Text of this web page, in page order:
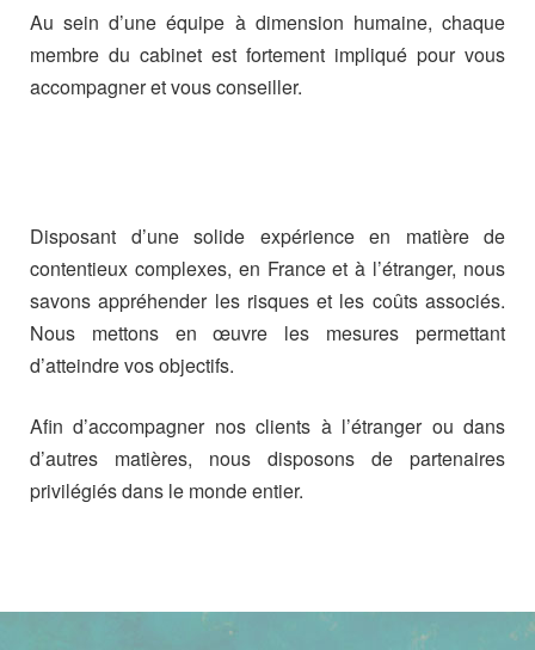
Au sein d’une équipe à dimension humaine, chaque
membre du cabinet est fortement impliqué pour vous
accompagner et vous conseiller.
Disposant d’une solide expérience en matière de
contentieux complexes, en France et à l’étranger, nous
savons appréhender les risques et les coûts associés.
Nous mettons en œuvre les mesures permettant
d’atteindre vos objectifs.
Afin d’accompagner nos clients à l’étranger ou dans
d’autres matières, nous disposons de partenaires
privilégiés dans le monde entier.